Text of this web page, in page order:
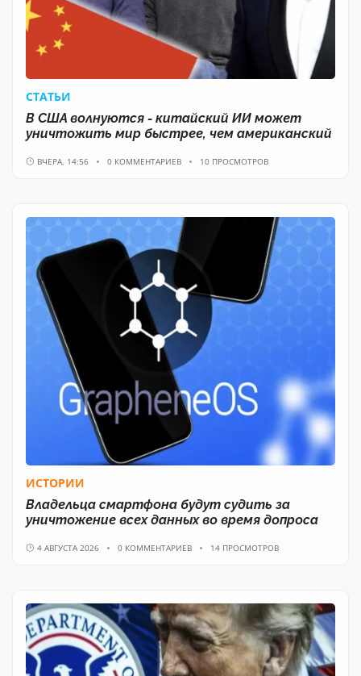
CТАТЬИ
В США волнуются - китайский ИИ может
уничтожить мир быстрее, чем американский
ВЧЕРА, 14:56 0 КОММЕНТАРИЕВ 10 ПРОСМОТРОВ
ИСТОРИИ
Владельца смартфона будут судить за
уничтожение всех данных во время допроса
4 АВГУСТА 2026 0 КОММЕНТАРИЕВ 14 ПРОСМОТРОВ